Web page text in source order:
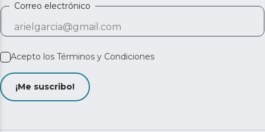
Correo electrónico
Acepto los Términos y Condiciones
¡Me suscribo!